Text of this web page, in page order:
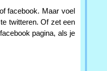
facebook. Maar voel
twitteren. Of zet een
pagina, als je